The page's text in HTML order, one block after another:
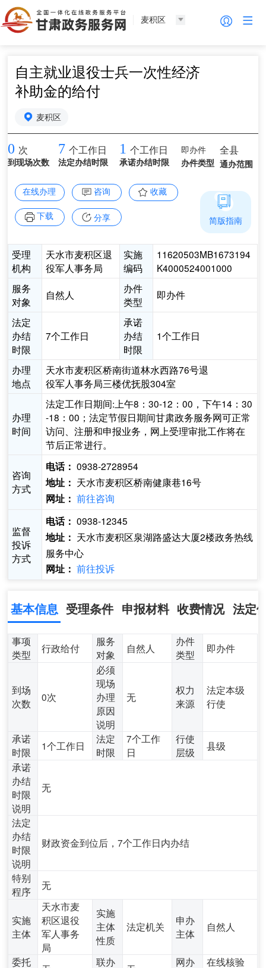
麦积区
自主就业退役士兵一次性经济
补助金的给付
麦积区
0 次
到现场次数
7 个工作日
法定办结时限
1 个工作日
承诺办结时限
即办件
办件类型
全县
通办范围
在线办理 咨询 收藏
下载 分享
受理
机构
天水市麦积区退
役军人事务局
实施
编码
11620503MB1673194
K4000524001000
服务
对象
自然人
办件
类型
即办件
法定
办结
时限
7个工作日
承诺
办结
时限
1个工作日
办理
地点
天水市麦积区桥南街道林水西路76号退
役军人事务局三楼优抚股304室
办理
时间
法定工作日期间:上午8：30-12：00，下午14：30
-18：00；法定节假日期间甘肃政务服务网可正常
访问、注册和申报业务，网上受理审批工作将在
节后正常进行。
咨询
方式
电话： 0938-2728954
地址： 天水市麦积区桥南健康巷16号
网址： 前往咨询
监督
投诉
方式
电话： 0938-12345
地址： 天水市麦积区泉湖路盛达大厦2楼政务热线
服务中心
网址： 前往投诉
简版指南
基本信息 受理条件 申报材料 收费情况 法定
事项
类型
行政给付
服务
对象
自然人
办件
类型
即办件
到场
次数
0次
必须
现场
办理
原因
说明
无
权力
来源
法定本级
行使
承诺
时限
1个工作日
法定
时限
7个工作
日
行使
层级
县级
承诺
办结
时限
说明
无
法定
办结
时限
说明
财政资金到位后，7个工作日内办结
特别
程序
无
实施
主体
天水市麦
积区退役
军人事务
局
实施
主体
性质
法定机关
申办
主体
自然人
委托
联办
网办
在线核验